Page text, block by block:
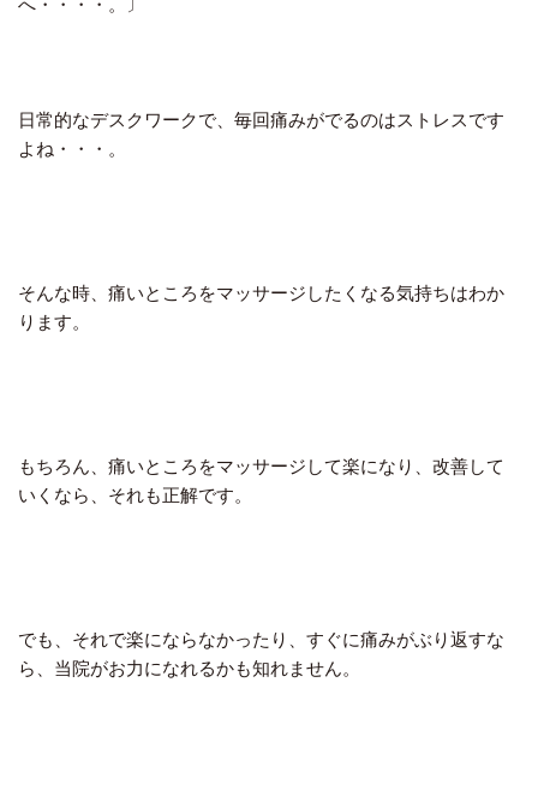
へ・・・・。〕
日常的なデスクワークで、毎回痛みがでるのはストレスです
よね・・・。
そんな時、痛いところをマッサージしたくなる気持ちはわか
ります。
もちろん、痛いところをマッサージして楽になり、改善して
いくなら、それも正解です。
でも、それで楽にならなかったり、すぐに痛みがぶり返すな
ら、当院がお力になれるかも知れません。